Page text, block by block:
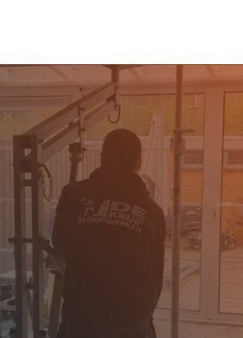
sloopbedrijf
voor alle
in de
Zaanoevers.
nieuwbouw,